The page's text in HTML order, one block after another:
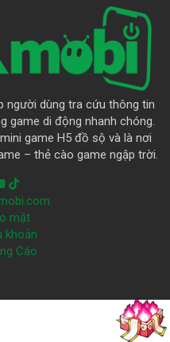
người dùng tra cứu thông tin
game di động nhanh chóng.
game H5 đồ sộ và là nơi
– thẻ cào game ngập trời.
mật
khoản
Cáo